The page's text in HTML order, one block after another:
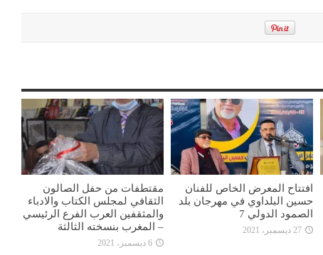
افتتاح المعرض الخاص للفنان
حسين البلداوي في مهرجان بلد
الصمود الدولي 7
27 ديسمبر، 2021
مقتطفات من حفل الصالون
الثقافي لمجلس الكتاب والادباء
والمثقفين العرب الفرع الرئيسي
– المغرب بنسخته الثالثة
6 ديسمبر، 2021